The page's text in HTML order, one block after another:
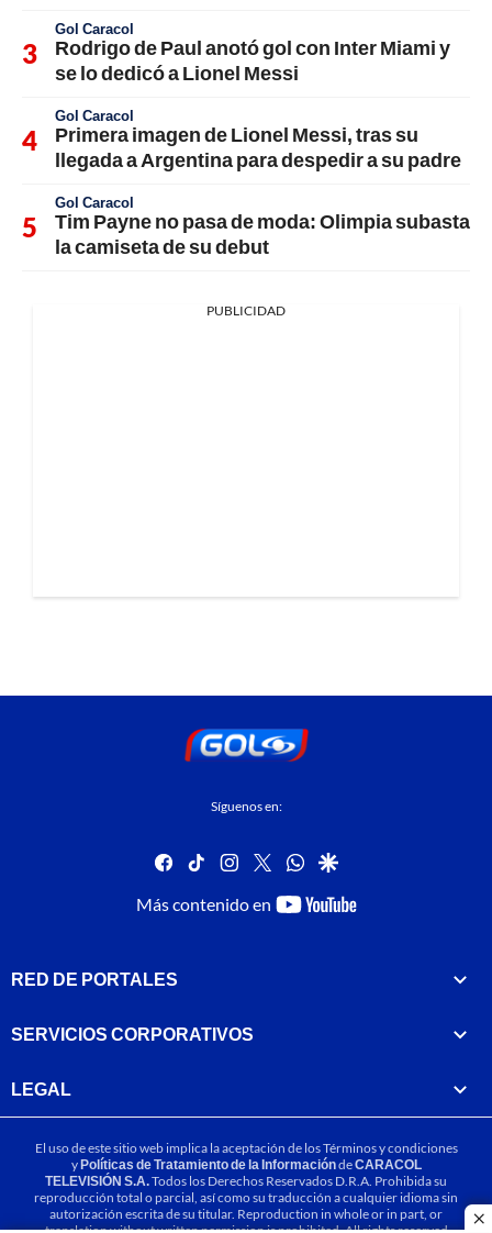
Gol Caracol
Rodrigo de Paul anotó gol con Inter Miami y
se lo dedicó a Lionel Messi
Gol Caracol
Primera imagen de Lionel Messi, tras su
llegada a Argentina para despedir a su padre
Gol Caracol
Tim Payne no pasa de moda: Olimpia subasta
la camiseta de su debut
PUBLICIDAD
Síguenos en:
facebook
tiktok instagram
twitterwhatsapp
google
Más contenido en
youtube-
RED DE PORTALES
SERVICIOS CORPORATIVOS
LEGAL
El uso de este sitio web implica la aceptación de losTérminos y condiciones
yPolíticas de Tratamiento de la InformacióndeCARACOL
TELEVISIÓN S.A.Todos los Derechos Reservados D.R.A. Prohibida su
reproducción total o parcial, así como su traducción a cualquier idioma sin
autorización escrita de su titular. Reproduction in whole or in part, or